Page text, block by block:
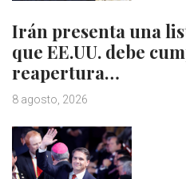
Irán presenta una
que EE.UU. debe
reapertura…
8 agosto, 2026